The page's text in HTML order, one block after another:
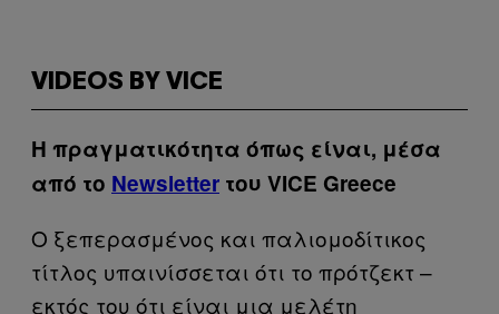
VIDEOS BY VICE
Η πραγματικότητα όπως είναι, μέσα
από το Newsletter του VICE Greece
Ο ξεπερασμένος και παλιομοδίτικος
τίτλος υπαινίσσεται ότι το πρότζεκτ –
εκτός του ότι είναι μια μελέτη